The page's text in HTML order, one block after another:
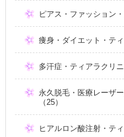
ピアス・ファッション
痩身・ダイエット・テ
多汗症・ティアラクリ
永久脱毛・医療レーザ
（25）
ヒアルロン酸注射・テ